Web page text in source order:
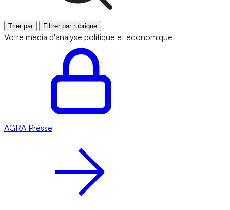
Trier par Filtrer par rubrique
Votre média d'analyse politique et économique
AGRA Presse